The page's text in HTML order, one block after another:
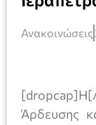
Ανακοινώσεις
Άρδευσης